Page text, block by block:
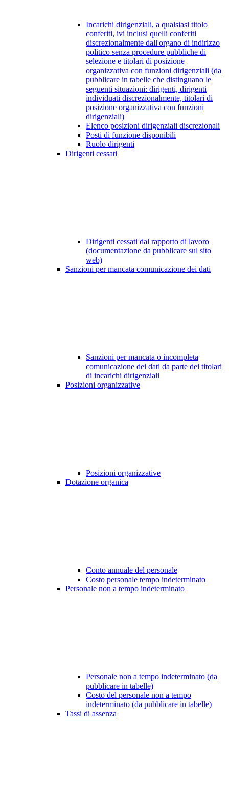
Incarichi dirigenziali, a qualsiasi titolo
conferiti, ivi inclusi quelli conferiti
discrezionalmente dall'organo di indirizzo
politico senza procedure pubbliche di
selezione e titolari di posizione
organizzativa con funzioni dirigenziali (da
pubblicare in tabelle che distinguano le
seguenti situazioni: dirigenti, dirigenti
individuati discrezionalmente, titolari di
posizione organizzativa con funzioni
dirigenziali)
Elenco posizioni dirigenziali discrezionali
Posti di funzione disponibili
Ruolo dirigenti
Dirigenti cessati
Dirigenti cessati dal rapporto di lavoro
(documentazione da pubblicare sul sito
web)
Sanzioni per mancata comunicazione dei dati
Sanzioni per mancata o incompleta
comunicazione dei dati da parte dei titolari
di incarichi dirigenziali
Posizioni organizzative
Posizioni organizzative
Dotazione organica
Conto annuale del personale
Costo personale tempo indeterminato
Personale non a tempo indeterminato
Personale non a tempo indeterminato (da
pubblicare in tabelle)
Costo del personale non a tempo
indeterminato (da pubblicare in tabelle)
Tassi di assenza